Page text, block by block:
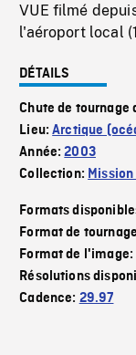
VUE filmé
l'aéroport local
DÉTAILS
Chute de tournage
Lieu:Arctique
Année:2003
Collection:
Formats
Format de
Format de l'image:
Résolutions
Cadence: 29.97